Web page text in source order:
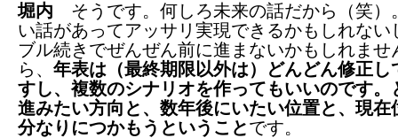
堀内 そうです。何しろ未来の話だから（笑）
い話があってアッサリ実現できるかもしれない
ブル続きでぜんぜん前に進まないかもしれませ
ら、 年表は（最終期限以外は）どんどん修正し
すし、複数のシナリオを作ってもいいのです。
進みたい方向と、数年後にいたい位置と、現在
分なりにつかもうということです。